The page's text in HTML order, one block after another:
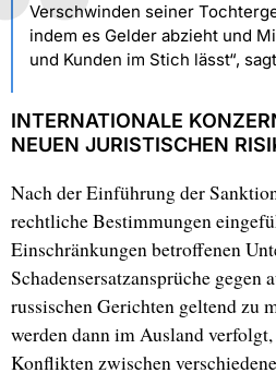
Verschwinden seiner
indem es Gelder abzieht und
und Kunden im Stich lässt“,
INTERNATIONALE
NEUEN JURISTISCHEN
Nach der Einführung der
rechtliche Bestimmungen
Einschränkungen betroffenen
Schadensersatzansprüche gegen
russischen Gerichten geltend zu
werden dann im Ausland
Konflikten zwischen